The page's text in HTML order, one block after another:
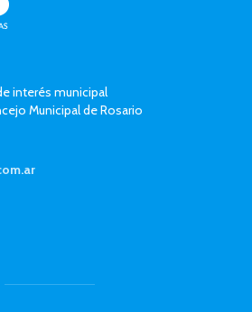
interés municipal
Municipal de Rosario